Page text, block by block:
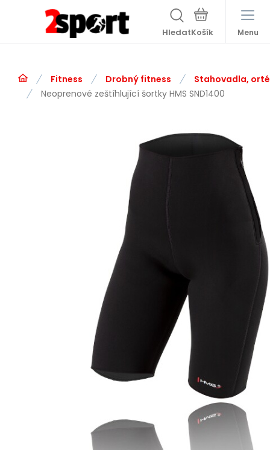
Hledat Menu
Fitness Drobný fitness
Stahovadla,
Neoprenové zeštíhlující šortky HMS SND1400